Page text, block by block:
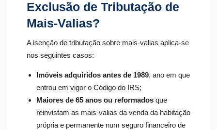
Exclusão de Tributação de
Mais-Valias?
A isenção de tributação sobre mais-valias aplica-se
nos seguintes casos:
Imóveis adquiridos antes de 1989, ano em que
entrou em vigor o Código do IRS;
Maiores de 65 anos ou reformados que
reinvistam as mais-valias da venda da habitação
própria e permanente num seguro financeiro de